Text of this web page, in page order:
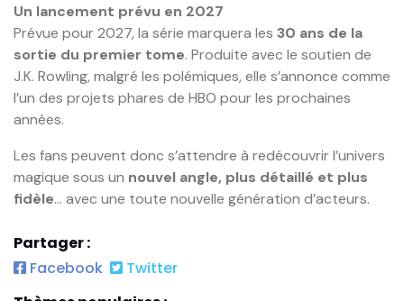
Un lancement prévu en 2027
Prévue pour 2027, la série marquera les 30 ans de la
sortie du premier tome. Produite avec le soutien de
J.K. Rowling, malgré les polémiques, elle s’annonce comme
l’un des projets phares de HBO pour les prochaines
années.
Les fans peuvent donc s’attendre à redécouvrir l’univers
magique sous un nouvel angle, plus détaillé et plus
fidèle… avec une toute nouvelle génération d’acteurs.
Partager :
Facebook
Twitter